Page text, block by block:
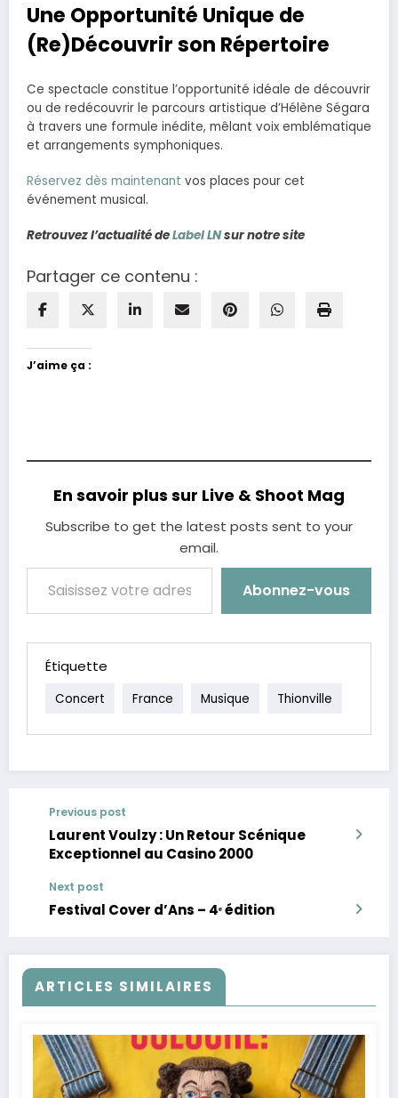
Une Opportunité Unique de
(Re)Découvrir son Répertoire
Ce spectacle constitue l’opportunité idéale de découvrir
ou de redécouvrir le parcours artistique d’Hélène Ségara
à travers une formule inédite, mêlant voix emblématique
et arrangements symphoniques.
Réservez dès maintenant vos places pour cet
événement musical.
Retrouvez l’actualité deLabel LNsur notre site
Partager ce contenu :
J’aime ça :
En savoir plus sur Live & Shoot Mag
Subscribe to get the latest posts sent to your
email.
Saisissez votre adresse e-mail…
Abonnez-vous
Étiquette
Concert France Musique Thionville
Previous post
Laurent Voulzy : Un Retour Scénique
Exceptionnel au Casino 2000
Next post
Festival Cover d’Ans – 4ᵉ édition
ARTICLES SIMILAIRES